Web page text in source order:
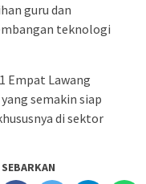
guru dan
teknologi
Empat Lawang
semakin siap
di sektor
SEBARKAN